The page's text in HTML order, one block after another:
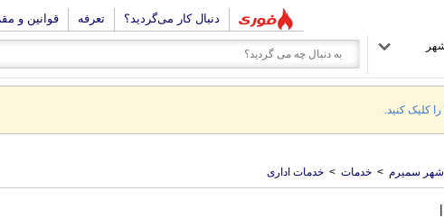
دنبال کار می‌گردید؟ تعرفه قوانین و
را کلیک کنید.
شهر سمیرم > خدمات > خدمات اداری
|